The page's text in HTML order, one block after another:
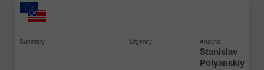
Summary Urgency Analytic
Stanislav
Polyanskiy